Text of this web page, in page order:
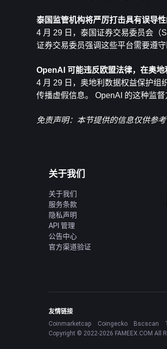
泰国监管机构将严厉打击具有误导
4 月 29 日，泰国证券交易委员会（
证券交易委员强调这些平台需要遵
OpenAI 可能违反欧盟法律，在奥地
4 月 29 日，奥地利数据权益保护组
传播虚假信息。 OpenAI 的这种监督
免责声明：本节提供的信息仅供参
关于我们
关于我们
服务条款
隐私声明
API 管理
公告中心
官方渠道验证
友情链接
Coinmarketcap
Coingecko Bscscan
Copyright © 2022-2026 FAMEEX.COM All